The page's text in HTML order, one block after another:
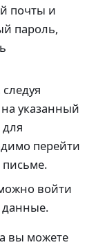
почты и
пароль,
указанный
перейти
письме.
войти
данные.
вы можете